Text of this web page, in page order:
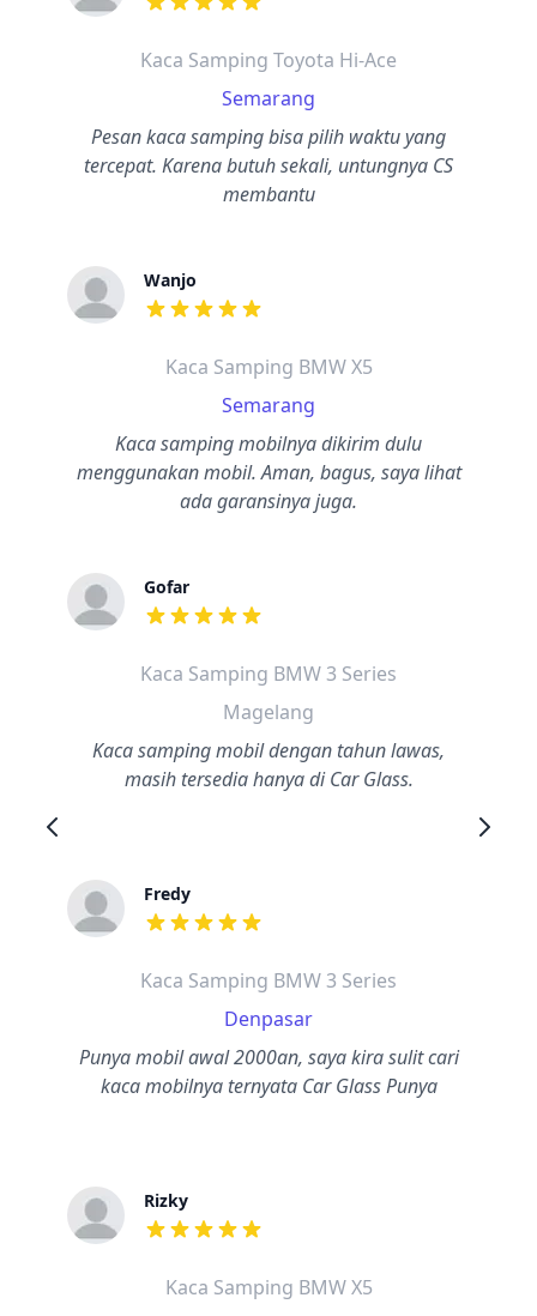
dari ulasan adalah bintang lima
Kaca Samping Toyota Hi-Ace
Semarang
Pesan kaca samping bisa pilih waktu yang
tercepat. Karena butuh sekali, untungnya CS
membantu
Wanjo
dari ulasan adalah bintang lima
Kaca Samping BMW X5
Semarang
Kaca samping mobilnya dikirim dulu
menggunakan mobil. Aman, bagus, saya lihat
ada garansinya juga.
Gofar
dari ulasan adalah bintang lima
Kaca Samping BMW 3 Series
Magelang
Kaca samping mobil dengan tahun lawas,
masih tersedia hanya di Car Glass.
Fredy
dari ulasan adalah bintang lima
Kaca Samping BMW 3 Series
Denpasar
Punya mobil awal 2000an, saya kira sulit cari
kaca mobilnya ternyata Car Glass Punya
Rizky
dari ulasan adalah bintang lima
Kaca Samping BMW X5